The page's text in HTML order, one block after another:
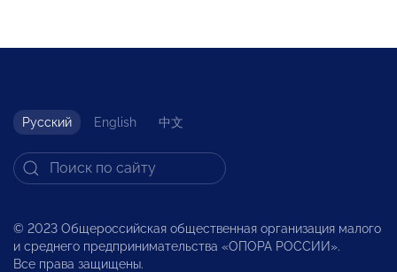
Русский English 中文
© 2023 Общероссийская общественная организация малого
и среднего предпринимательства «ОПОРА РОССИИ».
Все права защищены.